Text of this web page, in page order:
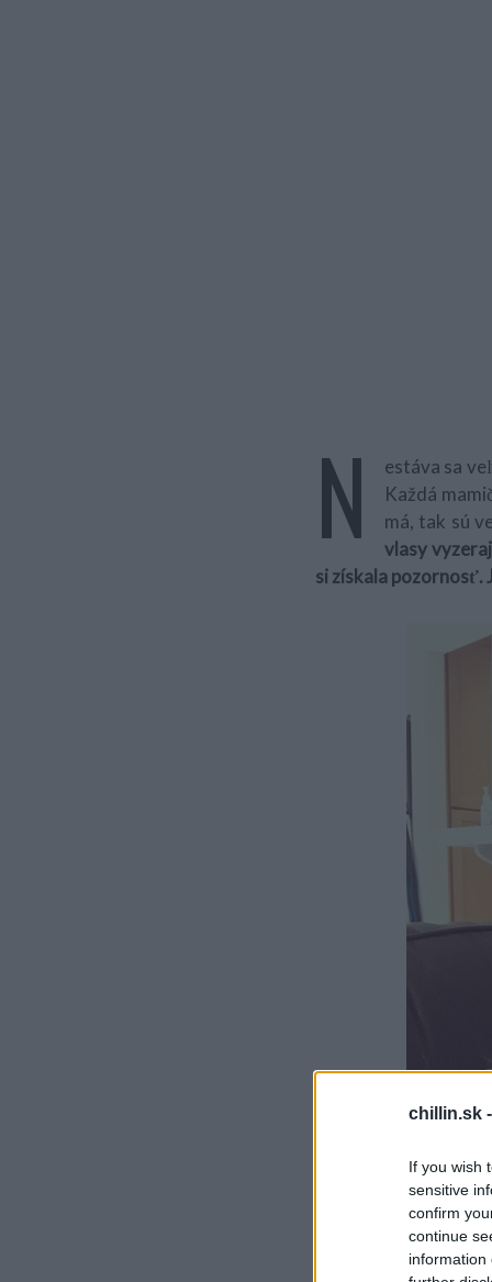
chillin.sk -
If you wish
sensitive
confirm
continue
information
N
estáva sa
Každá
má, tak sú
vlasy
si získala pozornosť.